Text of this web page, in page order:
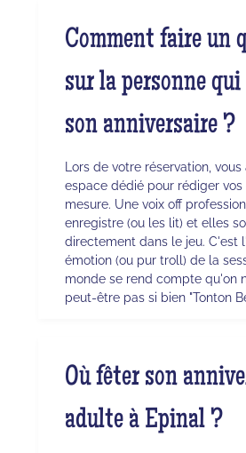
Comment faire un
sur la personne
son anniversaire ?
Lors de votre réservation,
espace dédié pour rédiger vos
mesure. Une voix off
enregistre (ou les lit) et elles
directement dans le jeu. C'est
émotion (ou pur troll) de la
monde se rend compte qu'on
peut-être pas si bien "Tonton
Où fêter son
adulte à Epinal ?